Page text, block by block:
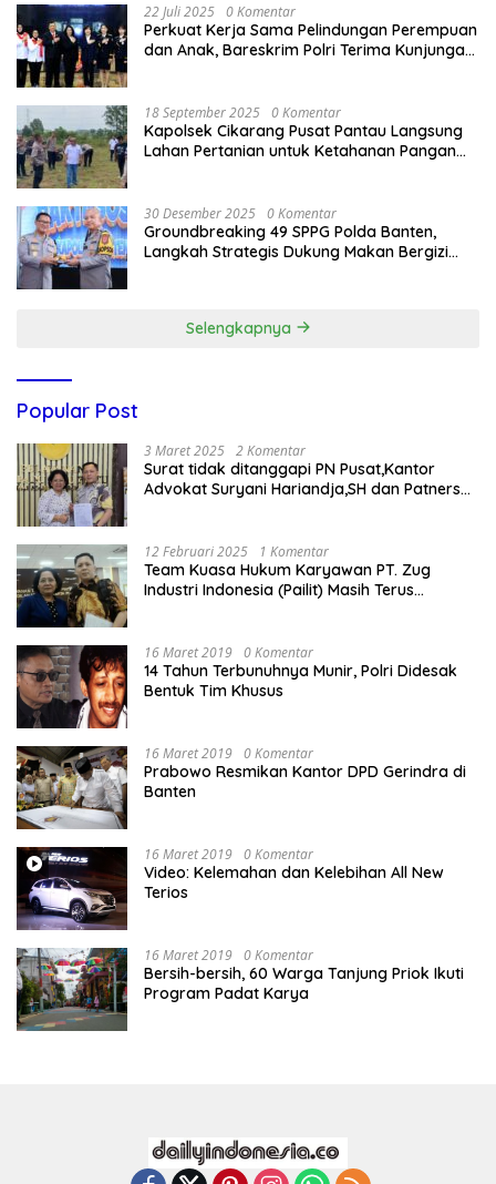
22 Juli 2025 0 Komentar
Perkuat Kerja Sama Pelindungan Perempuan
dan Anak, Bareskrim Polri Terima Kunjungan
18 September 2025 0 Komentar
Kapolsek Cikarang Pusat Pantau Langsung
Lahan Pertanian untuk Ketahanan Pangan
30 Desember 2025 0 Komentar
Groundbreaking 49 SPPG Polda Banten,
Langkah Strategis Dukung Makan Bergizi
Selengkapnya
Popular Post
3 Maret 2025 2 Komentar
Surat tidak ditanggapi PN Pusat,Kantor
Advokat Suryani Hariandja,SH dan Patners
12 Februari 2025 1 Komentar
Team Kuasa Hukum Karyawan PT. Zug
Industri Indonesia (Pailit) Masih Terus
16 Maret 2019 0 Komentar
14 Tahun Terbunuhnya Munir, Polri Didesak
Bentuk Tim Khusus
16 Maret 2019 0 Komentar
Prabowo Resmikan Kantor DPD Gerindra di
Banten
16 Maret 2019 0 Komentar
Video: Kelemahan dan Kelebihan All New
Terios
16 Maret 2019 0 Komentar
Bersih-bersih, 60 Warga Tanjung Priok Ikuti
Program Padat Karya